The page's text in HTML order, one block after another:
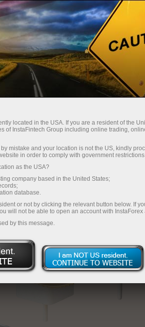
ที แพลตฟอร์มการเทรด
บนักลงทุน สำหรับหุ้นส่วน แคม
located in the USA. If you are a resident of the
of InstaFintech Group including online trading,
mistake and your location is not the US, kindly
in order to comply with government
as the USA?
company based in the United States;
database.
or not by clicking the relevant button below. If
will not be able to open an account with InstaForex
by this message.